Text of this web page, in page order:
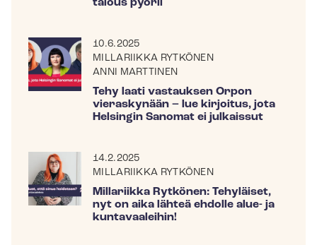
talous pyörii
10.6.2025
MILLARIIKKA RYTKÖNEN
ANNI MARTTINEN
Tehy laati vastauksen Orpon
vieraskynään – lue kirjoitus, jota
Helsingin Sanomat ei julkaissut
14.2.2025
MILLARIIKKA RYTKÖNEN
Millariikka Rytkönen: Tehyläiset,
nyt on aika lähteä ehdolle alue- ja
kuntavaaleihin!